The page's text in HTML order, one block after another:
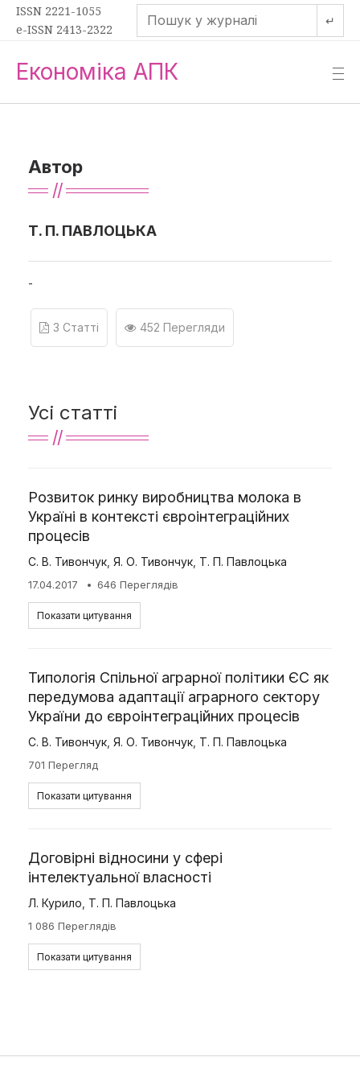
ISSN 2221-1055
e-ISSN 2413-2322
↵
Економіка АПК —
—
—
Автор
Т. П. ПАВЛОЦЬКА
-
3 Статті 452 Перегляди
Усі статті
Розвиток ринку виробництва молока в
Україні в контексті євроінтеграційних
процесів
С. В. Тивончук Я. О. Тивончук Т. П. Павлоцька
17.04.2017 646 Переглядів
Показати цитування
Типологія Спільної аграрної політики ЄС як
передумова адаптації аграрного сектору
України до євроінтеграційних процесів
С. В. Тивончук Я. О. Тивончук Т. П. Павлоцька
701 Перегляд
Показати цитування
Договірні відносини у сфері
інтелектуальної власності
Л. Курило Т. П. Павлоцька
1 086 Переглядів
Показати цитування